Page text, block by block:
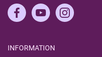
INFORMATION